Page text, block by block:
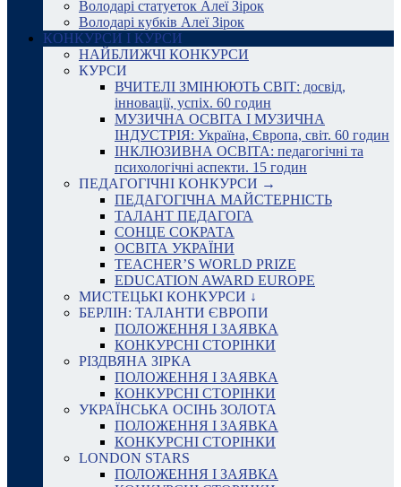
Володарі статуеток Алеї Зірок
Володарі кубків Алеї Зірок
КОНКУРСИ І КУРСИ
НАЙБЛИЖЧІ КОНКУРСИ
КУРСИ
ВЧИТЕЛІ ЗМІНЮЮТЬ СВІТ: досвід,
інновації, успіх. 60 годин
МУЗИЧНА ОСВІТА І МУЗИЧНА
ІНДУСТРІЯ: Україна, Європа, світ. 60 годин
ІНКЛЮЗИВНА ОСВІТА: педагогічні та
психологічні аспекти. 15 годин
ПЕДАГОГІЧНІ КОНКУРСИ →
ПЕДАГОГІЧНА МАЙСТЕРНІСТЬ
ТАЛАНТ ПЕДАГОГА
СОНЦЕ СОКРАТА
ОСВІТА УКРАЇНИ
TEACHER’S WORLD PRIZE
EDUCATION AWARD EUROPE
МИСТЕЦЬКІ КОНКУРСИ ↓
БЕРЛІН: ТАЛАНТИ ЄВРОПИ
ПОЛОЖЕННЯ І ЗАЯВКА
КОНКУРСНІ СТОРІНКИ
РІЗДВЯНА ЗІРКА
ПОЛОЖЕННЯ І ЗАЯВКА
КОНКУРСНІ СТОРІНКИ
УКРАЇНСЬКА ОСІНЬ ЗОЛОТА
ПОЛОЖЕННЯ І ЗАЯВКА
КОНКУРСНІ СТОРІНКИ
LONDON STARS
ПОЛОЖЕННЯ І ЗАЯВКА